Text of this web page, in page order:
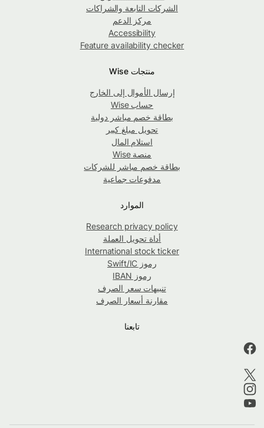
الشركات التابعة والشراكات
مركز الدعم
Accessibility
Feature availability checker
منتجات Wise
إرسال الأموال إلى الخارج
حساب Wise
بطاقة خصم مباشر دولية
تحويل مبلغ كبير
استلام المال
منصة Wise
بطاقة خصم مباشر للشركات
مدفوعات جماعية
الموارد
Research privacy policy
أداة تحويل العملة
International stock ticker
رموز Swift/IC
رموز IBAN
تنبيهات سعر الصرف
مقارنة أسعار الصرف
تابعنا